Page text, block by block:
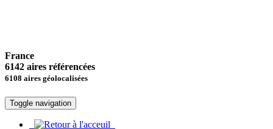
France
6142 aires référencées
6108 aires géolocalisées
Toggle navigation